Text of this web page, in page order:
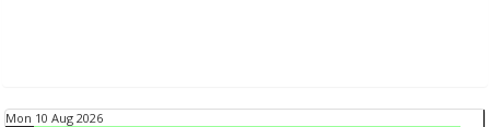
Mon 10 Aug 2026